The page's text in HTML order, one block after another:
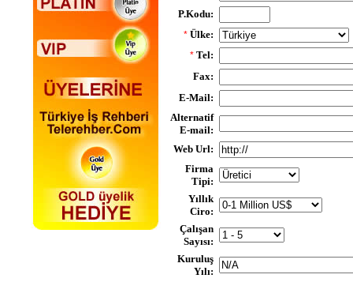
P.Kodu:
* Ülke:
* Tel:
Fax:
E-Mail:
Alternatif
E-mail:
Web Url:
Firma
Tipi:
Yıllık
Ciro:
Çalışan
Sayısı:
Kuruluş
Yılı: